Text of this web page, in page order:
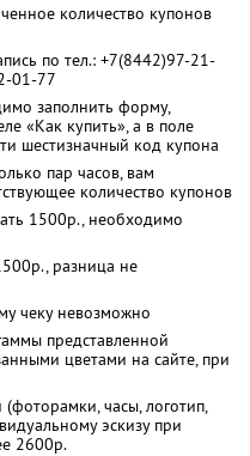
количество купонов
по тел.: +7(8442)97-21-
01-77
заполнить форму,
«Как купить», а в поле
шестизначный код купона
пар часов, вам
количество купонов
1500р., необходимо
разница не
чеку невозможно
представленной
цветами на сайте, при
часы, логотип,
эскизу при
2600р.